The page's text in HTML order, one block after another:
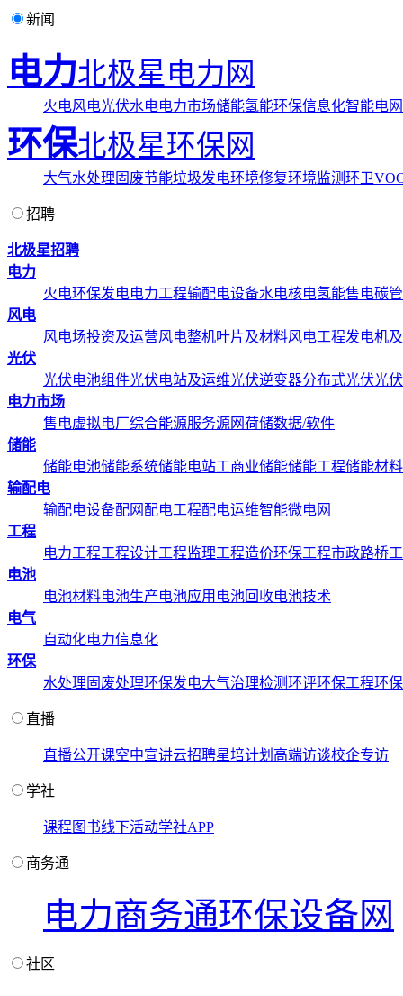
新闻
电力北极星电力网
火电风电光伏水电电力市场储能氢能环保信息化智能电网
环保北极星环保网
大气水处理 固废节能垃圾发电环境修复环境监测环卫
招聘
北极星招聘
电力
火电环保发电电力工程输配电设备水电核电氢能售电碳
风电
风电场投资及运营风电整机叶片及材料风电工程发电机
光伏
光伏电池组件光伏电站及运维光伏逆变器分布式光伏光
电力市场
售电虚拟电厂综合能源服务源网荷储数据/软件
储能
储能电池储能系统储能电站工商业储能储能工程储能材
输配电
输配电设备配网配电工程配电运维智能微电网
工程
电力工程工程设计工程监理工程造价环保工程市政路桥
电池
电池材料电池生产电池应用 电池回收电池技术
电气
自动化电力信息化
环保
水处理 固废处理环保发电大气治理检测环评环保工程环
直播
直播公开课空中宣讲云招聘星培计划 高端访谈校企专访
学社
课程 图书线下活动学社APP
商务通
电力商务通环保设备网
社区